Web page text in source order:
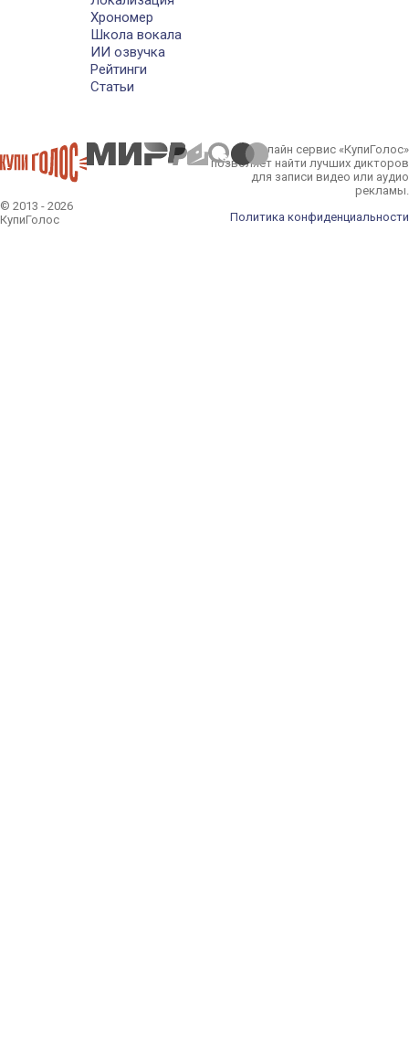
Хрономер
Школа вокала
ИИ озвучка
Рейтинги
Статьи
© 2013 - 2026
КупиГолос
Онлайн сервис «КупиГолос»
позволяет найти лучших дикторов
для записи видео или аудио
рекламы.
Политика конфиденциальности